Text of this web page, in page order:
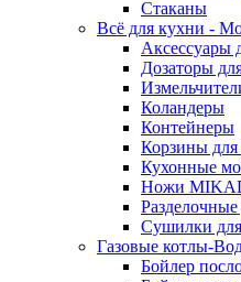
Стаканы
Всё для кухни -
Аксессуары
Дозаторы
Коландеры
Контейнеры
Корзины
Кухонные
Ножи
Разделочные
Сушилки
Газовые котлы-
Бойлер